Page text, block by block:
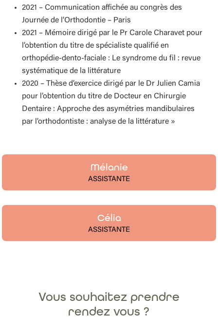
2021 – Communication affichée au congrès des
Journée de l’Orthodontie – Paris
2021 – Mémoire dirigé par le Pr Carole Charavet pour
l’obtention du titre de spécialiste qualifié en
orthopédie-dento-faciale : Le syndrome du fil : revue
systématique de la littérature
2020 – Thèse d’exercice dirigé par le Dr Julien Camia
pour l’obtention du titre de Docteur en Chirurgie
Dentaire : Approche des asymétries mandibulaires
par l’orthodontiste : analyse de la littérature »
Mélanie
ASSISTANTE
Célia
ASSISTANTE
Vous souhaitez prendre
rendez vous ?